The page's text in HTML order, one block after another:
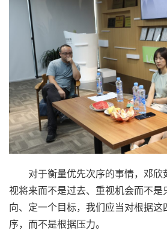
对于衡量优先次序的事情，邓欣
视将来而不是过去、重视机会而不是
向、定一个目标，我们应当对根据这
序，而不是根据压力。